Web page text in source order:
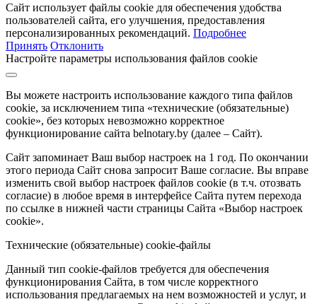
Сайт использует файлы cookie для обеспечения удобства
пользователей сайта, его улучшения, предоставления
персонализированных рекомендаций. Подробнее
Принять Отклонить
Настройте параметры использования файлов cookie
Вы можете настроить использование каждого типа файлов
cookie, за исключением типа «технические (обязательные)
cookie», без которых невозможно корректное
функционирование сайта belnotary.by (далее – Сайт).
Сайт запоминает Ваш выбор настроек на 1 год. По окончании
этого периода Сайт снова запросит Ваше согласие. Вы вправе
изменить свой выбор настроек файлов cookie (в т.ч. отозвать
согласие) в любое время в интерфейсе Сайта путем перехода
по ссылке в нижней части страницы Сайта «Выбор настроек
cookie».
Технические (обязательные) cookie-файлы
Данный тип cookie-файлов требуется для обеспечения
функционирования Сайта, в том числе корректного
использования предлагаемых на нем возможностей и услуг, и